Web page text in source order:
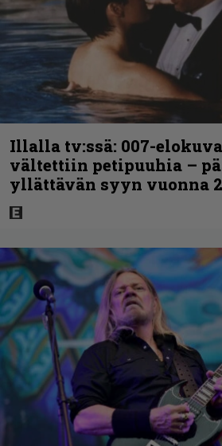
Illalla tv:ssä: 007-
vältettiin petipuuhia –
yllättävän syyn vuonna